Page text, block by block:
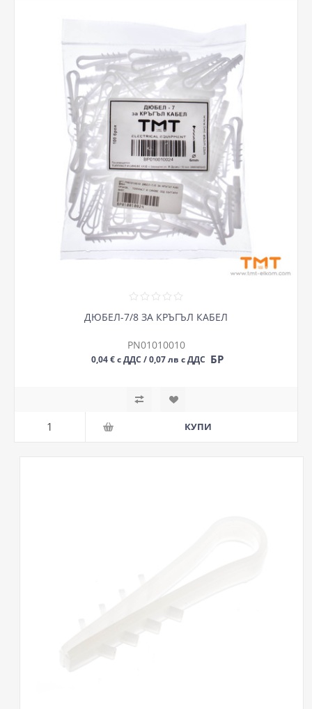
ДЮБЕЛ-7/8 ЗА КРЪГЪЛ КАБЕЛ
PN01010010
0,04 € с ДДС / 0,07 лв с ДДС БР